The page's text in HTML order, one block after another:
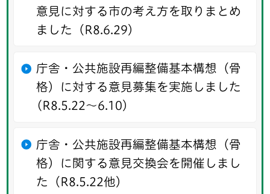
意見に対する市の考え方を取りまとめ
ました（R8.6.29）
庁舎・公共施設再編整備基本構想（骨
格）に対する意見募集を実施しました
(R8.5.22～6.10）
庁舎・公共施設再編整備基本構想（骨
格）に関する意見交換会を開催しまし
た（R8.5.22他）